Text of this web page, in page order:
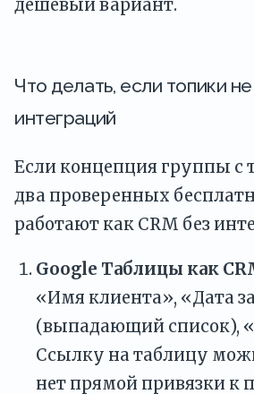
дешёвый вариант.
Что делать, если топики
интеграций
Если концепция группы с
два проверенных
работают как CRM без
Google Таблицы как
«Имя клиента», «Дата
(выпадающий список),
Ссылку на таблицу
нет прямой привязки к